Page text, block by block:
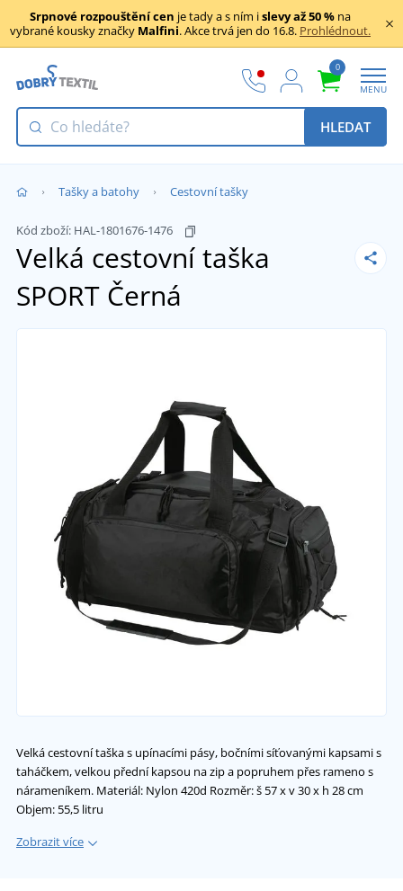
Srpnové rozpouštění cen je tady a s ním islevy až 50 % na
vybrané kousky značky Malfini. Akce trvá jen do 16.8. Prohlédnout.
0
MENU
HLEDAT
Tašky a batohy Cestovní tašky
Kód zboží: HAL-1801676-1476
Velká cestovní taška
SPORT Černá
Velká cestovní taška s upínacími pásy, bočními síťovanými kapsami s
taháčkem, velkou přední kapsou na zip a popruhem přes rameno s
nárameníkem. Materiál: Nylon 420d Rozměr: š 57 x v 30 x h 28 cm
Objem: 55,5 litru
Zobrazit více